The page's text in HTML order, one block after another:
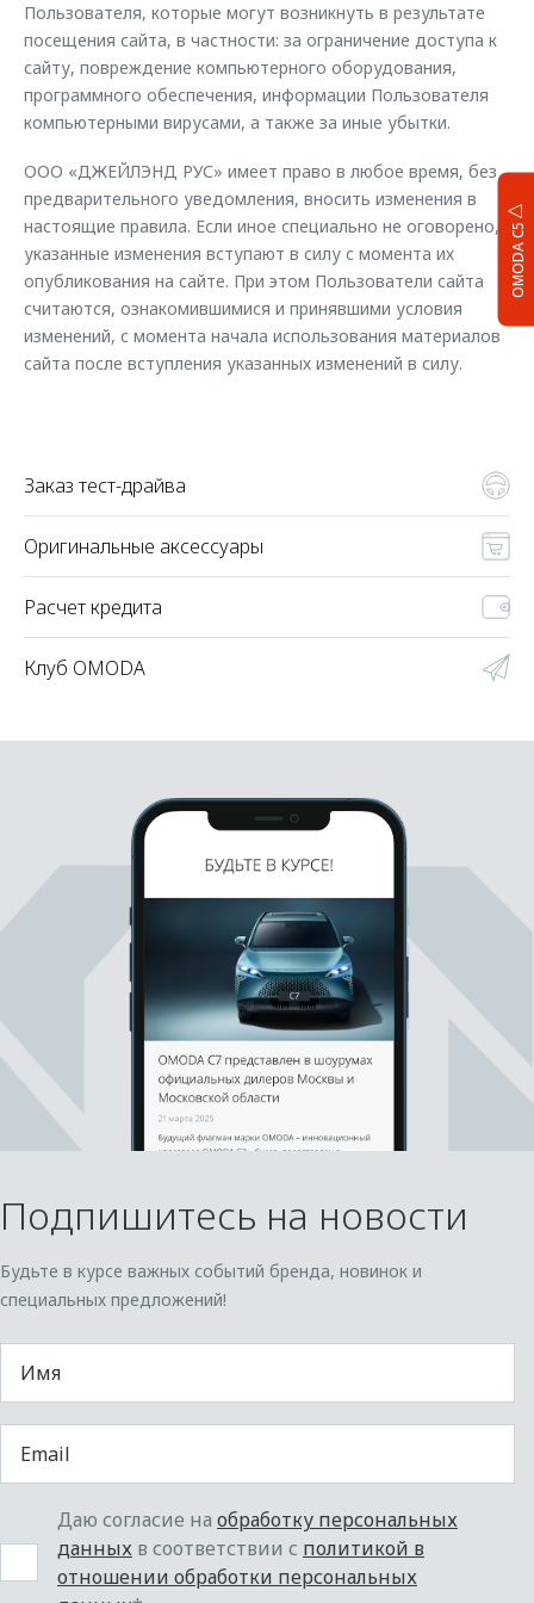
OMODA C5
Пользователя, которые могут возникнуть в результате
посещения сайта, в частности: за ограничение доступа к
сайту, повреждение компьютерного оборудования,
программного обеспечения, информации Пользователя
компьютерными вирусами, а также за иные убытки.
ООО «ДЖЕЙЛЭНД РУС» имеет право в любое время, без
предварительного уведомления, вносить изменения в
настоящие правила. Если иное специально не оговорено,
указанные изменения вступают в силу с момента их
опубликования на сайте. При этом Пользователи сайта
считаются, ознакомившимися и принявшими условия
изменений, с момента начала использования материалов
сайта после вступления указанных изменений в силу.
Заказ тест-драйва
Оригинальные аксессуары
Расчет кредита
Клуб OMODA
Подпишитесь на новости
Будьте в курсе важных событий бренда, новинок и
специальных предложений!
Даю согласие на обработку персональных
данных в соответствии с политикой в
отношении обработки персональных